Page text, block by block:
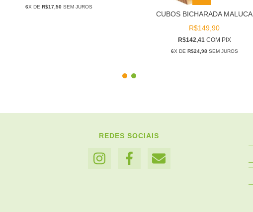
6X DER$17,50 SEM JUROS
CUBOS BICHARADA MALUCA
R$149,90
R$142,41 COM PIX
6X DE R$24,98SEM JUROS
REDES SOCIAIS